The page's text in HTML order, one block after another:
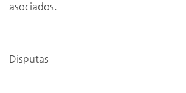
asociados.
Disputas